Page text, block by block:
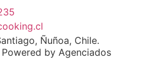
Ñuñoa, Chile.
by Agenciados